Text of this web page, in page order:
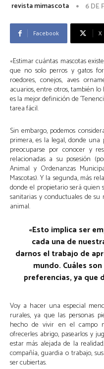
revista mimascota 6 DE
Facebook X
«Estimar cuántas mascotas
que no solo perros y gatos
roedores, conejos, aves
acuarios, entre otros, también
es la mejor definición de
tarea fácil.
Sin embargo, podemos
primera, es la legal, donde
preocuparse por conocer y
relacionadas a su posesión
Animal y Ordenanzas
Mascotas). Y la segunda, más
donde el propietario será quien
sanitarias y conductuales de
animal.
«Esto implica ser
cada una de
darnos el trabajo de
mundo. Cuáles
preferencias, ya que
Voy a hacer una especial
rurales, ya que las personas
hecho de vivir en el campo
ofrecerles abrigo, pasearlos y
estar más alejada de la
compañía, guardia o trabajo,
ser cubiertas.